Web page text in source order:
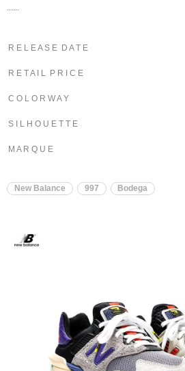
R E L E A S E D A T E
R E T A I L P R I C E
C O L O R W A Y
S I L H O U E T T E
M A R Q U E
New Balance 997 Bodega